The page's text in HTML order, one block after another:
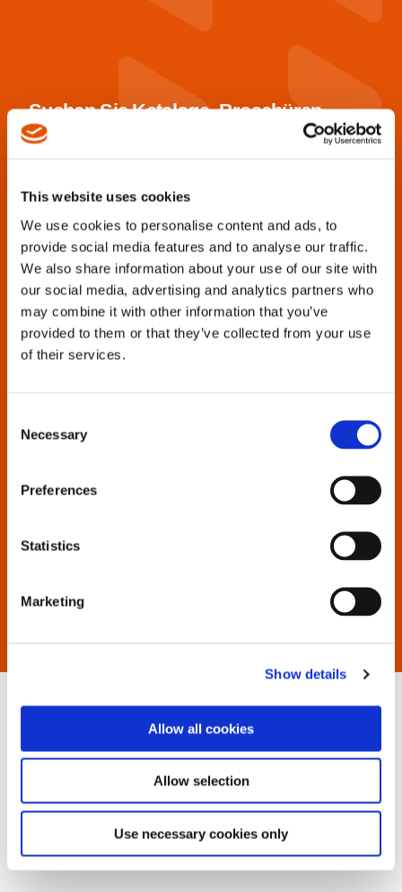
This website uses cookies
We use cookies to personalise content and ads, to
provide social media features and to analyse our traffic.
We also share information about your use of our site with
our social media, advertising and analytics partners who
may combine it with other information that you’ve
provided to them or that they’ve collected from your use
of their services.
Selection
Necessary
Preferences
Statistics
Marketing
Show details
Allow all cookies
Allow selection
Use necessary cookies only
Suchen Sie Kataloge, Broschüren,
Handbücher, Ersatzteillisten oder
Cleco Production Tools ist bestrebt, diese Unterlagen
für alle Werkzeuggenerationen von gestern und heute
bereitzustellen.
Geben Sie den Werkzeugnamen oder die
Modellnummer in das Suchfeld ein, um alle
verfügbaren Dokumente anzuzeigen.
Wenn Sie Probleme bei der Suche haben, wenden Sie